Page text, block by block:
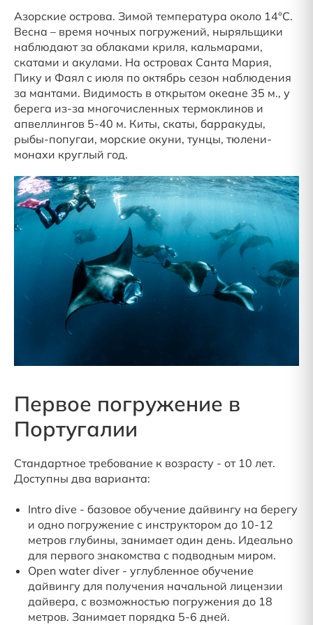
Азорские острова. Зимой температура около 14°С.
Весна – время ночных погружений, ныряльщики
наблюдают за облаками криля, кальмарами,
скатами и акулами. На островах Санта Мария,
Пику и Фаял с июля по октябрь сезон наблюдения
за мантами. Видимость в открытом океане 35 м., у
берега из-за многочисленных термоклинов и
апвеллингов 5-40 м. Киты, скаты, барракуды,
рыбы-попугаи, морские окуни, тунцы, тюлени-
монахи круглый год.
Первое погружение в
Португалии
Стандартное требование к возрасту - от 10 лет.
Доступны два варианта:
Intro dive - базовое обучение дайвингу на берегу
и одно погружение с инструктором до 10-12
метров глубины, занимает один день. Идеально
для первого знакомства с подводным миром.
Open water diver - углубленное обучение
дайвингу для получения начальной лицензии
дайвера, с возможностью погружения до 18
метров. Занимает порядка 5-6 дней.